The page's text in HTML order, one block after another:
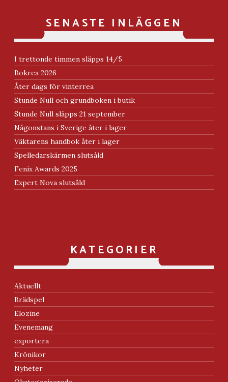
SENASTE INLÄGGEN
I trettonde timmen släpps 14/5
Bokrea 2026
Åter dags för vinterrea
Stunde Null och grundboken i butik
Stunde Null släpps 21 september
Någonstans i Sverige åter i lager
Väktarens handbok åter i lager
Spelledarskärmen slutsåld
Fenix Awards 2025
Expert Nova slutsåld
KATEGORIER
Aktuellt
Brädspel
Elozine
Evenemang
exportera
Krönikor
Nyheter